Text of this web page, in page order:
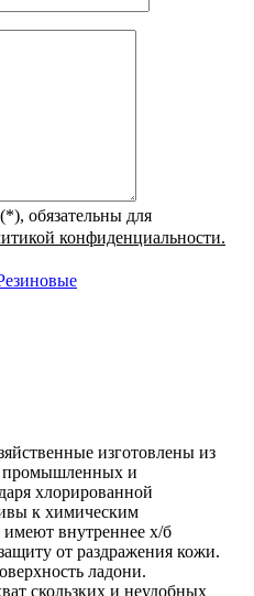
обязательны для
конфиденциальности.
изготовлены из
промышленных и
хлорированной
к химическим
внутреннее х/б
от раздражения кожи.
ладони.
скользких и неудобных